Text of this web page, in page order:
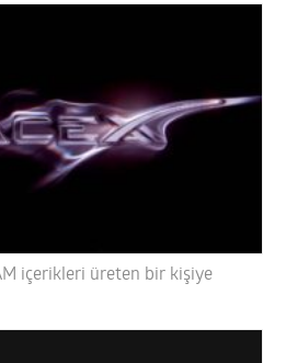
içerikleri üreten bir kişiye